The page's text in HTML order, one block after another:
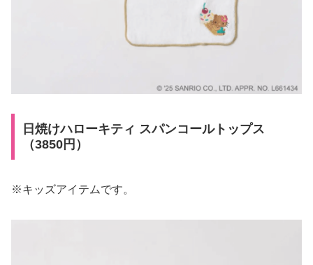
日焼けハローキティ スパンコールトップス
（3850円）
※キッズアイテムです。